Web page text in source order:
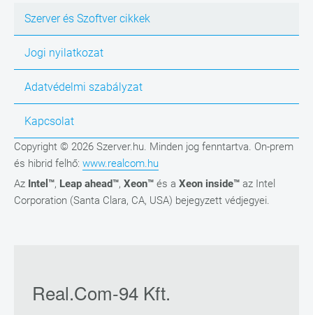
Szerver és Szoftver cikkek
Jogi nyilatkozat
Adatvédelmi szabályzat
Kapcsolat
Copyright © 2026 Szerver.hu. Minden jog fenntartva. On-prem
és hibrid felhő: www.realcom.hu
Az Intel™, Leap ahead™, Xeon™ és a Xeon inside™ az Intel
Corporation (Santa Clara, CA, USA) bejegyzett védjegyei.
Real.Com-94 Kft.